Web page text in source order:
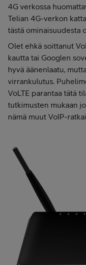
4G verkossa
Telian 4G-verkon
tästä ominaisuudesta
Olet ehkä soittanut
kautta tai Googlen
hyvä äänenlaatu,
virrankulutus.
VoLTE parantaa tätä
tutkimusten mukaan
nämä muut VoIP-